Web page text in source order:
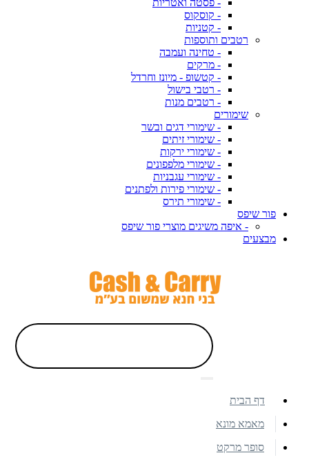
- פסטה ואטריות
- קוסקוס
- קטניות
רטבים ותוספות
- טחינה ועמבה
- מרקים
- קטשופ - מיונז וחרדל
- רטבי בישול
- רטבים מנות
שימורים
- שימורי דגים ובשר
- שימורי זיתים
- שימורי ירקות
- שימורי מלפפונים
- שימורי עגבניות
- שימורי פירות ולפתנים
- שימורי תירס
פור שיפס
- איפה משיגים מוצרי פור שיפס
מבצעים
דף הבית
מאמא מונא
סופר מרקט